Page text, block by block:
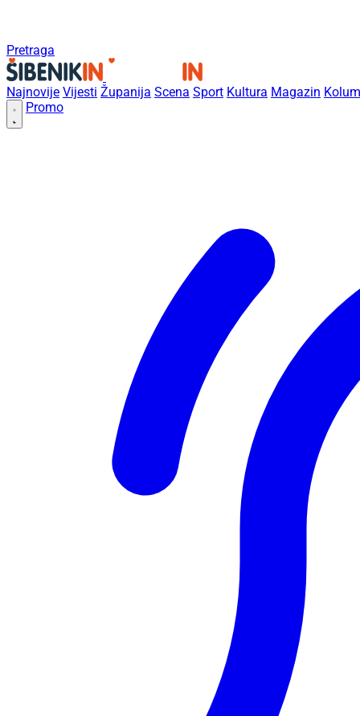
Pretraga
Najnovije Vijesti Županija Scena Sport Kultura Magazin
Promo